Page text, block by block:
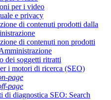
per i video
e privacy
di contenuti prodotti dalla
di contenuti non prodotti
dei soggetti ritratti
i motori di ricerca (SEO)
page
page
di diagnostica SEO: Search